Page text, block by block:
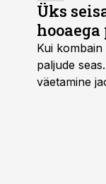
Üks
Kui
paljude
väetamine